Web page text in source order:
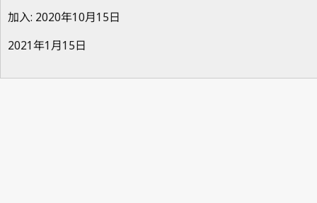
加入: 2020年10月15日
2021年1月15日